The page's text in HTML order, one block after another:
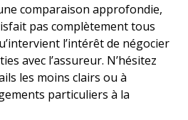
comparaison approfondie,
pas complètement tous
l’intérêt de négocier
avec l’assureur. N’hésitez
les moins clairs ou à
particuliers à la